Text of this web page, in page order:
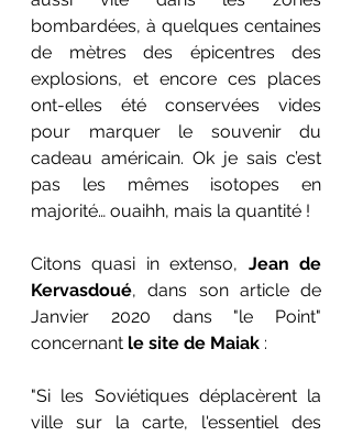
bombardées, à quelques centaines
de mètres des épicentres des
explosions, et encore ces places
ont-elles été conservées vides
pour marquer le souvenir du
cadeau américain. Ok je sais c’est
pas les mêmes isotopes en
majorité… ouaihh, mais la quantité !
Citons quasi in extenso, Jean de
Kervasdoué, dans son article de
Janvier 2020 dans "le Point"
concernant le site de Maiak :
"Si les Soviétiques déplacèrent la
ville sur la carte, l'essentiel des